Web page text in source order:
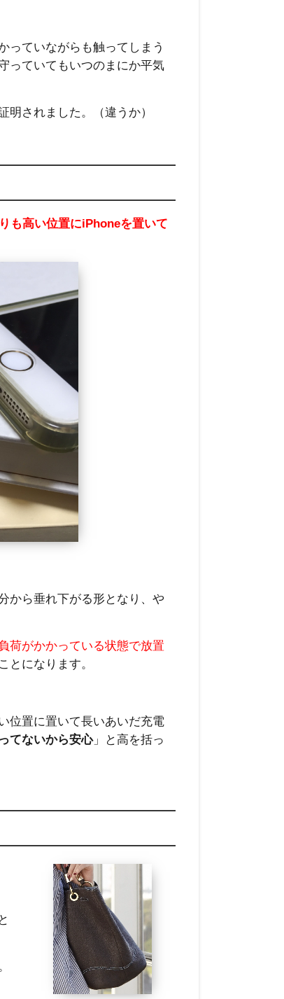
っていながらも触ってしまう
っていてもいつのまにか平気
されました。（違うか）
も高い位置にiPhoneを置いて
から垂れ下がる形となり、や
荷がかかっている状態で放置
とになります。
位置に置いて長いあいだ充電
てないから安心」と高を括っ